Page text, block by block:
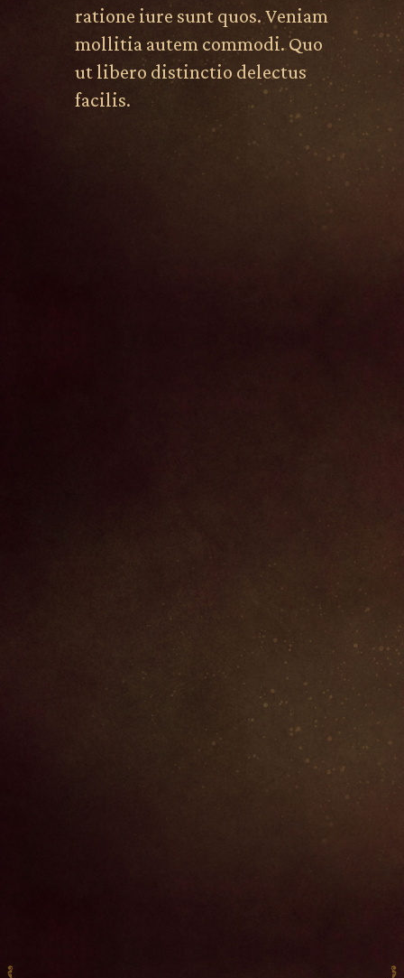
ratione iure sunt quos. Veniam
mollitia autem commodi. Quo
ut libero distinctio delectus
facilis.